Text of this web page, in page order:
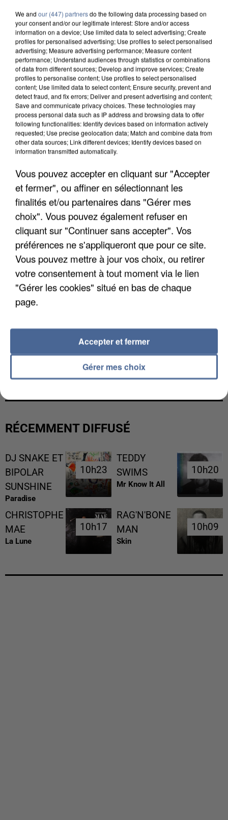
COULÉE DE BOUE EN HAUTE-SAVOIE
LES DONNÉES DE 300 000 CLIENTS DÉROBÉES À
INTERMARCHÉ APRÈS UNE...
RÉCEMMENT DIFFUSÉ
DJ SNAKE ET
BIPOLAR
SUNSHINE
Paradise
10h23
10h23
TEDDY
SWIMS
Mr Know It All
10h20
10h20
CHRISTOPHE
MAE
La Lune
10h17
10h17
RAG'N'BONE
MAN
Skin
10h09
10h09
We and our (447) partnersdo the following data processing based on
your consent and/or our legitimate interest: Store and/or access
information on a device; Use limited data to select advertising; Create
profiles for personalised advertising; Use profiles to select personalised
advertising; Measure advertising performance; Measure content
performance; Understand audiences through statistics or combinations
of data from different sources; Develop and improve services; Create
profiles to personalise content; Use profiles to select personalised
content; Use limited data to select content; Ensure security, prevent and
detect fraud, and fix errors; Deliver and present advertising and content;
Save and communicate privacy choices. These technologies may
process personal data such as IP address and browsing data to offer
following functionalities: Identify devices based on information actively
requested; Use precise geolocation data; Match and combine data from
other data sources; Link different devices; Identify devices based on
information transmitted automatically.
Vous pouvez accepter en cliquant sur "Accepter
et fermer", ou affiner en sélectionnant les
finalités et/ou partenaires dans "Gérer mes
choix". Vous pouvez également refuser en
cliquant sur "Continuer sans accepter". Vos
préférences ne s'appliqueront que pour ce site.
Vous pouvez mettre à jour vos choix, ou retirer
votre consentement à tout moment via le lien
"Gérer les cookies" situé en bas de chaque
page.
Gérer mes choix
Accepter et fermer